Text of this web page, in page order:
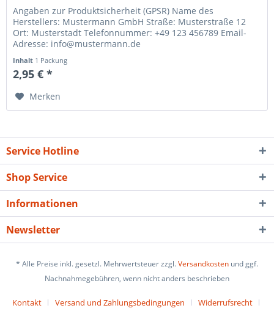
Angaben zur Produktsicherheit (GPSR) Name des
Herstellers: Mustermann GmbH Straße: Musterstraße 12
Ort: Musterstadt Telefonnummer: +49 123 456789 Email-
Adresse: info@mustermann.de
Inhalt 1 Packung
2,95 € *
Merken
Service Hotline
Shop Service
Informationen
Newsletter
* Alle Preise inkl. gesetzl. Mehrwertsteuer zzgl.Versandkosten und ggf.
Nachnahmegebühren, wenn nicht anders beschrieben
Kontakt Versand und Zahlungsbedingungen
Widerrufsrecht